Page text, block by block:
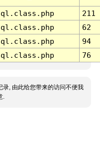
211
62
94
76
录, 由此给您带来的访问不便我
.